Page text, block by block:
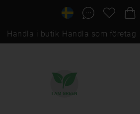
Handla i butik Handla som företag